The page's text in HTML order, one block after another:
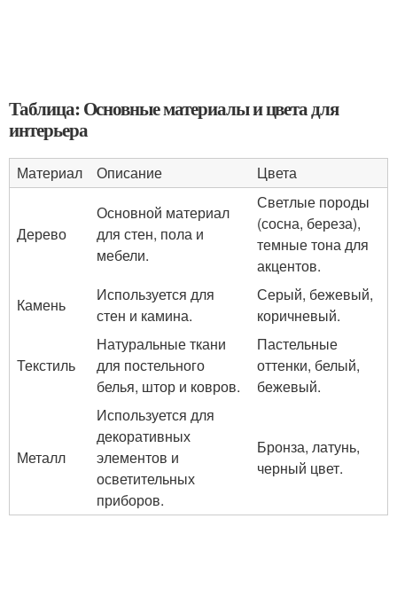
Таблица: Основные материалы и цвета для
интерьера
Материал Описание Цвета
Дерево
Основной материал
для стен, пола и
мебели.
Светлые породы
(сосна, береза),
темные тона для
акцентов.
Камень
Используется для
стен и камина.
Серый, бежевый,
коричневый.
Текстиль
Натуральные ткани
для постельного
белья, штор и ковров.
Пастельные
оттенки, белый,
бежевый.
Металл
Используется для
декоративных
элементов и
осветительных
приборов.
Бронза, латунь,
черный цвет.